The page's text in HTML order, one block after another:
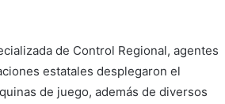
de Control Regional, agentes
estatales desplegaron el
de juego, además de diversos